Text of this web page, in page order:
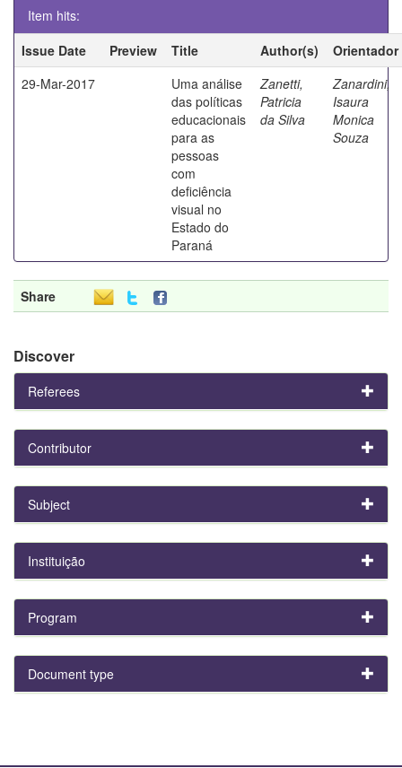
Item hits:
Issue Date
Preview Title Author(s)
Orientador
29-Mar-2017
Uma análise
das políticas
educacionais
para as
pessoas
com
deficiência
visual no
Estado do
Paraná
Zanetti,
Patricia
da Silva
Zanardini,
Isaura
Monica
Souza
Share
Discover
Referees
Contributor
Subject
Instituição
Program
Document type